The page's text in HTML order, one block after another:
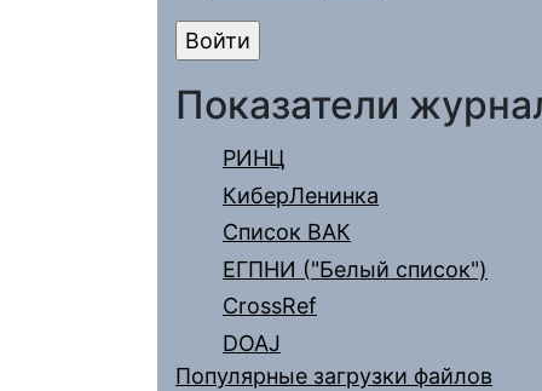
Показатели
РИНЦ
КиберЛенинка
Список ВАК
ЕГПНИ ("Белый список")
CrossRef
DOAJ
Популярные загрузки файлов